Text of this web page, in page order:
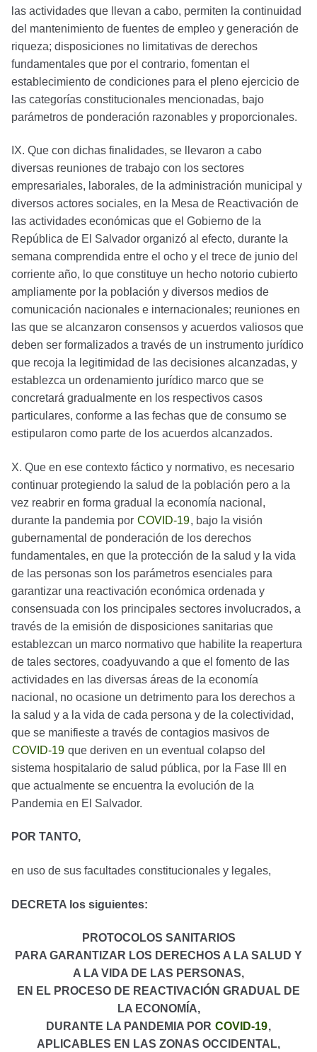
las actividades que llevan a cabo, permiten la continuidad
del mantenimiento de fuentes de empleo y generación de
riqueza; disposiciones no limitativas de derechos
fundamentales que por el contrario, fomentan el
establecimiento de condiciones para el pleno ejercicio de
las categorías constitucionales mencionadas, bajo
parámetros de ponderación razonables y proporcionales.
IX. Que con dichas finalidades, se llevaron a cabo
diversas reuniones de trabajo con los sectores
empresariales, laborales, de la administración municipal y
diversos actores sociales, en la Mesa de Reactivación de
las actividades económicas que el Gobierno de la
República de El Salvador organizó al efecto, durante la
semana comprendida entre el ocho y el trece de junio del
corriente año, lo que constituye un hecho notorio cubierto
ampliamente por la población y diversos medios de
comunicación nacionales e internacionales; reuniones en
las que se alcanzaron consensos y acuerdos valiosos que
deben ser formalizados a través de un instrumento jurídico
que recoja la legitimidad de las decisiones alcanzadas, y
establezca un ordenamiento jurídico marco que se
concretará gradualmente en los respectivos casos
particulares, conforme a las fechas que de consumo se
estipularon como parte de los acuerdos alcanzados.
X. Que en ese contexto fáctico y normativo, es necesario
continuar protegiendo la salud de la población pero a la
vez reabrir en forma gradual la economía nacional,
durante la pandemia por COVID-19, bajo la visión
gubernamental de ponderación de los derechos
fundamentales, en que la protección de la salud y la vida
de las personas son los parámetros esenciales para
garantizar una reactivación económica ordenada y
consensuada con los principales sectores involucrados, a
través de la emisión de disposiciones sanitarias que
establezcan un marco normativo que habilite la reapertura
de tales sectores, coadyuvando a que el fomento de las
actividades en las diversas áreas de la economía
nacional, no ocasione un detrimento para los derechos a
la salud y a la vida de cada persona y de la colectividad,
que se manifieste a través de contagios masivos de
COVID-19 que deriven en un eventual colapso del
sistema hospitalario de salud pública, por la Fase III en
que actualmente se encuentra la evolución de la
Pandemia en El Salvador.
POR TANTO,
en uso de sus facultades constitucionales y legales,
DECRETA los siguientes:
PROTOCOLOS SANITARIOS
PARA GARANTIZAR LOS DERECHOS A LA SALUD Y
A LA VIDA DE LAS PERSONAS,
EN EL PROCESO DE REACTIVACIÓN GRADUAL DE
LA ECONOMÍA,
DURANTE LA PANDEMIA POR COVID-19,
APLICABLES EN LAS ZONAS OCCIDENTAL,